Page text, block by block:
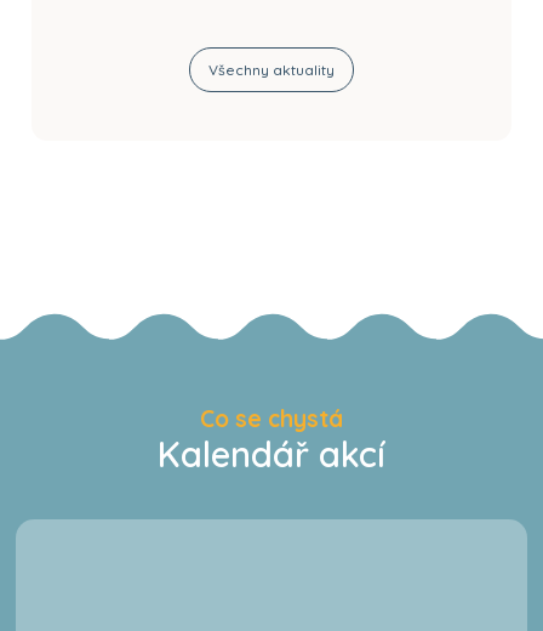
Všechny aktuality
Co se chystá
Kalendář akcí